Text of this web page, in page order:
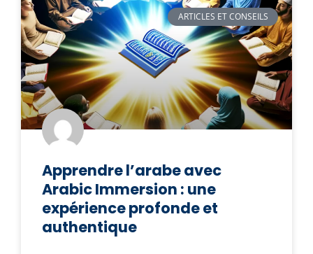
ARTICLES ET CONSEILS
Apprendre l’arabe avec
Arabic Immersion : une
expérience profonde et
authentique